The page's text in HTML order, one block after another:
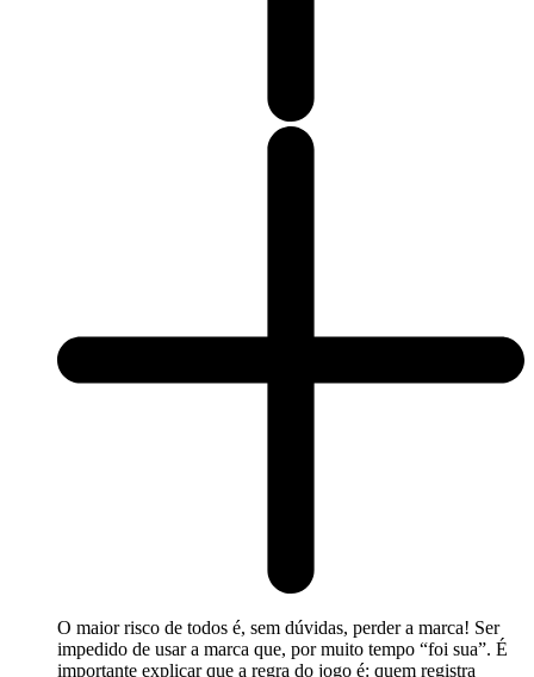
O maior risco de todos é, sem dúvidas, perder a marca! Ser
impedido de usar a marca que, por muito tempo “foi sua”. É
importante explicar que a regra do jogo é: quem registra